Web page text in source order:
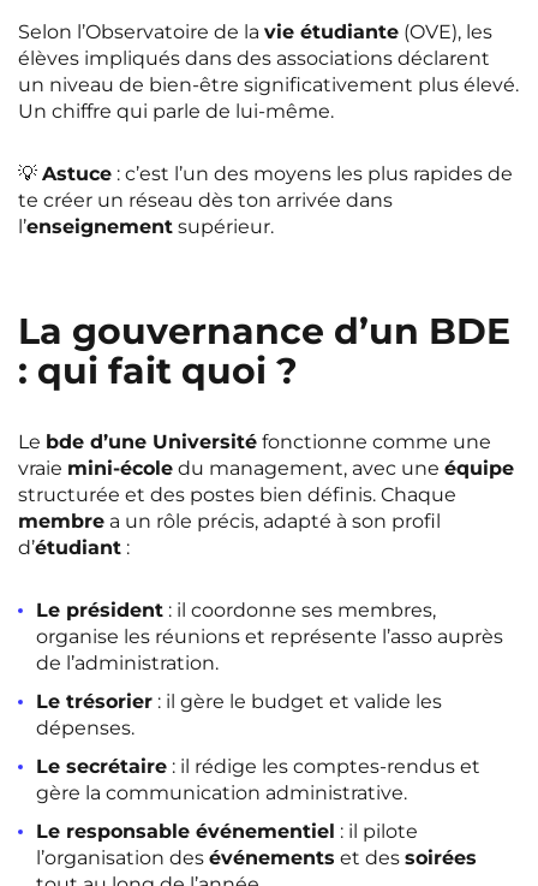
Selon l’Observatoire de la vie étudiante (OVE), les
élèves impliqués dans des associations déclarent
un niveau de bien-être significativement plus élevé.
Un chiffre qui parle de lui-même.
💡 Astuce : c’est l’un des moyens les plus rapides de
te créer un réseau dès ton arrivée dans
l’enseignement supérieur.
La gouvernance d’un BDE
: qui fait quoi ?
Le bde d’une Université fonctionne comme une
vraie mini-école du management, avec une équipe
structurée et des postes bien définis. Chaque
membre a un rôle précis, adapté à son profil
d’étudiant :
Le président : il coordonne ses membres,
organise les réunions et représente l’asso auprès
de l’administration.
Le trésorier : il gère le budget et valide les
dépenses.
Le secrétaire : il rédige les comptes-rendus et
gère la communication administrative.
Le responsable événementiel : il pilote
l’organisation des événements et des soirées